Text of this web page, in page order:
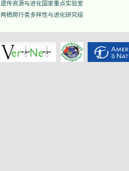
遗传资源与进化国家重点实验室
两栖爬行类多样性与进化研究组